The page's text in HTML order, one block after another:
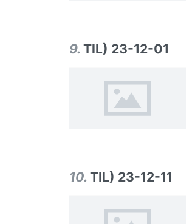
9. TIL) 23-12-01
10. TIL) 23-12-11